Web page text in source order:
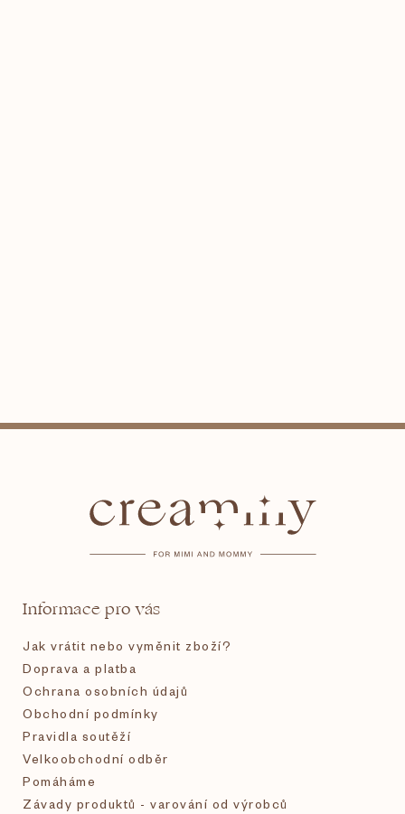
Informace pro vás
Jak vrátit nebo vyměnit zboží?
Doprava a platba
Ochrana osobních údajů
Obchodní podmínky
Pravidla soutěží
Velkoobchodní odběr
Pomáháme
Závady produktů - varování od výrobců